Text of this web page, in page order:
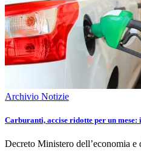
Archivio Notizie
Carburanti, accise ridotte per un
Decreto Ministero dell’economia